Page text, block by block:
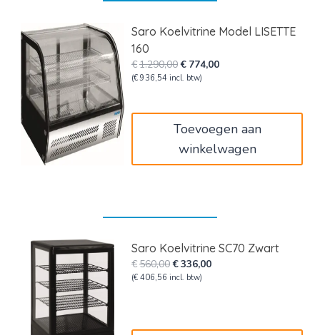
Saro Koelvitrine Model LISETTE
160
€1.290,00Oorspronkelijke
prijs
€ 774,00Huidige
(€ 936,54 incl. btw)
Toevoegen aan
winkelwagen
Saro Koelvitrine SC70 Zwart
€560,00Oorspronkelijke
prijs
€336,00Huidige
(€ 406,56 incl. btw)